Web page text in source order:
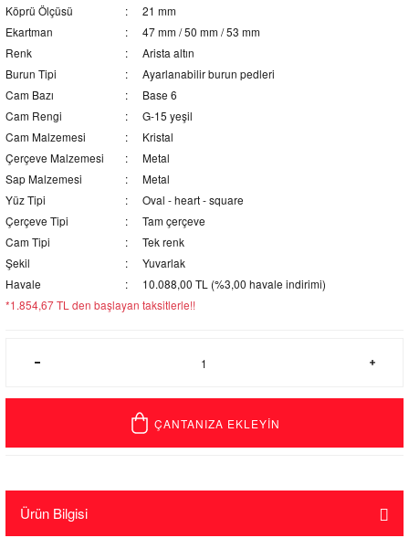
Köprü Ölçüsü
21 mm
Ekartman
47 mm / 50 mm / 53 mm
Renk
Arista altın
Burun Tipi
Ayarlanabilir burun pedleri
Cam Bazı
Base 6
Cam Rengi
G-15 yeşil
Cam Malzemesi
Kristal
Çerçeve Malzemesi
Metal
Sap Malzemesi
Metal
Yüz Tipi
Oval - heart - square
Çerçeve Tipi
Tam çerçeve
Cam Tipi
Tek renk
Şekil
Yuvarlak
Havale
10.088,00 TL (%3,00 havale indirimi)
*1.854,67 TL den başlayan taksitlerle!!
ÇANTANIZA EKLEYİN
Ürün Bilgisi